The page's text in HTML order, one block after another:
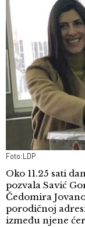
Foto:LDP
Oko 11.25 sati
pozvala Savić
Čedomira
porodičnoj
između njene